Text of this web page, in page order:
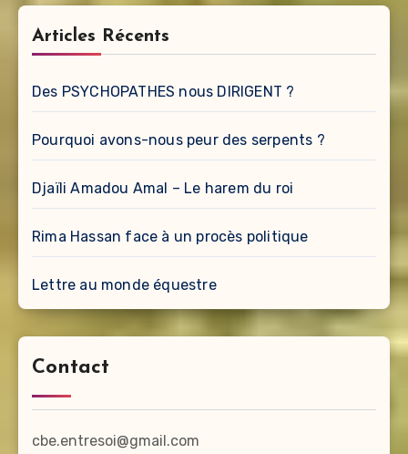
Articles Récents
Des PSYCHOPATHES nous DIRIGENT ?
Pourquoi avons-nous peur des serpents ?
Djaïli Amadou Amal – Le harem du roi
Rima Hassan face à un procès politique
Lettre au monde équestre
Contact
cbe.entresoi@gmail.com